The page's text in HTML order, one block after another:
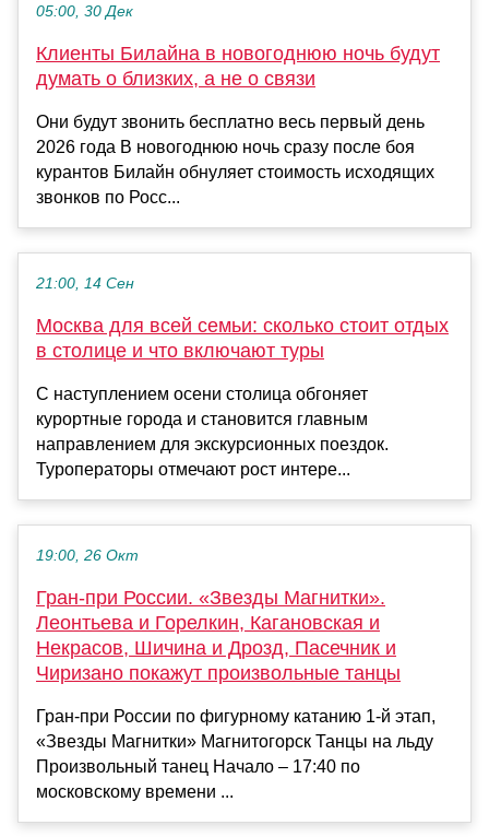
05:00, 30 Дек
Клиенты Билайна в новогоднюю ночь будут
думать о близких, а не о связи
Они будут звонить бесплатно весь первый день
2026 года В новогоднюю ночь сразу после боя
курантов Билайн обнуляет стоимость исходящих
звонков по Росс...
21:00, 14 Сен
Москва для всей семьи: сколько стоит отдых
в столице и что включают туры
С наступлением осени столица обгоняет
курортные города и становится главным
направлением для экскурсионных поездок.
Туроператоры отмечают рост интере...
19:00, 26 Окт
Гран-при России. «Звезды Магнитки».
Леонтьева и Горелкин, Кагановская и
Некрасов, Шичина и Дрозд, Пасечник и
Чиризано покажут произвольные танцы
Гран-при России по фигурному катанию 1-й этап,
«Звезды Магнитки» Магнитогорск Танцы на льду
Произвольный танец Начало – 17:40 по
московскому времени ...